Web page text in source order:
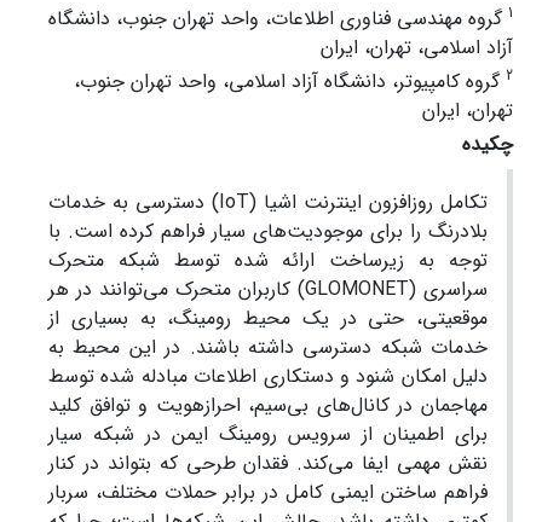
1 گروه مهندسی فناوری اطلاعات، واحد تهران جنوب، دانشگاه
آزاد اسلامی، تهران، ایران
2 گروه کامپیوتر، دانشگاه آزاد اسلامی، واحد تهران جنوب،
تهران، ایران
چکیده
تکامل روزافزون اینترنت اشیا (IoT) دسترسی به خدمات
بلادرنگ را برای موجودیت‌های سیار فراهم کرده است. با
توجه به زیرساخت ارائه شده توسط شبکه متحرک
سراسری (GLOMONET) کاربران متحرک می‌توانند در هر
موقعیتی، حتی در یک محیط رومینگ، به بسیاری از
خدمات شبکه دسترسی داشته باشند. در این محیط به
دلیل امکان شنود و دستکاری اطلاعات مبادله شده توسط
مهاجمان در کانال‌های بی‌سیم، احرازهویت و توافق کلید
برای اطمینان از سرویس رومینگ ایمن در شبکه سیار
نقش مهمی ایفا می‌کند. فقدان طرحی که بتواند در کنار
فراهم ساختن ایمنی کامل در برابر حملات مختلف، سربار